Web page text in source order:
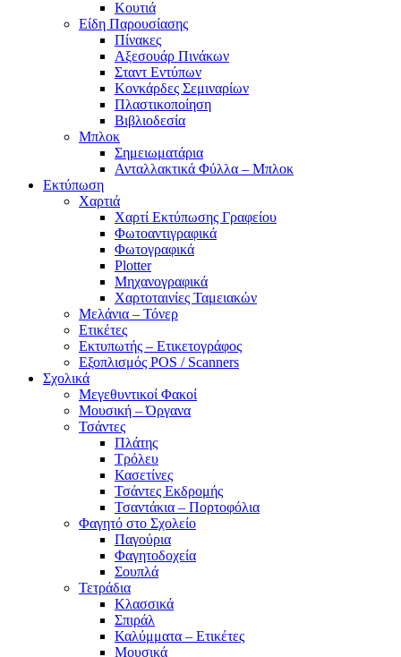
Κουτιά
Είδη Παρουσίασης
Πίνακες
Αξεσουάρ Πινάκων
Σταντ Εντύπων
Κονκάρδες Σεμιναρίων
Πλαστικοποίηση
Βιβλιοδεσία
Μπλοκ
Σημειωματάρια
Ανταλλακτικά Φύλλα – Μπλοκ
Εκτύπωση
Χαρτιά
Χαρτί Εκτύπωσης Γραφείου
Φωτοαντιγραφικά
Φωτογραφικά
Plotter
Μηχανογραφικά
Χαρτοταινίες Ταμειακών
Μελάνια – Τόνερ
Ετικέτες
Εκτυπωτής – Ετικετογράφος
Εξοπλισμός POS / Scanners
Σχολικά
Μεγεθυντικοί Φακοί
Μουσική – Όργανα
Τσάντες
Πλάτης
Τρόλευ
Κασετίνες
Τσάντες Εκδρομής
Τσαντάκια – Πορτοφόλια
Φαγητό στο Σχολείο
Παγούρια
Φαγητοδοχεία
Σουπλά
Τετράδια
Κλασσικά
Σπιράλ
Καλύμματα – Ετικέτες
Μουσικά